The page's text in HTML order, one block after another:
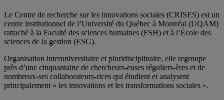
Le Centre de recherche sur les innovations sociales (CRISES) est un
centre institutionnel de l’Université du Québec à Montréal (UQAM)
rattaché à la Faculté des sciences humaines (FSH) et à l’École des
sciences de la gestion (ESG).
Organisation interuniversitaire et pluridisciplinaire, elle regroupe
près d’une cinquantaine de chercheurs-euses réguliers-ères et de
nombreux-ses collaborateurs-rices qui étudient et analysent
principalement « les innovations et les transformations sociales ».